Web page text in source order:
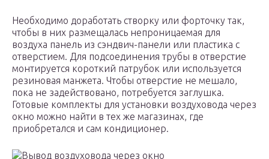
Необходимо доработать створку или форточку так,
чтобы в них размещалась непроницаемая для
воздуха панель из сэндвич-панели или пластика с
отверстием. Для подсоединения трубы в отверстие
монтируется короткий патрубок или используется
резиновая манжета. Чтобы отверстие не мешало,
пока не задействовано, потребуется заглушка.
Готовые комплекты для установки воздуховода через
окно можно найти в тех же магазинах, где
приобретался и сам кондиционер.
Вывод воздуховода через окно